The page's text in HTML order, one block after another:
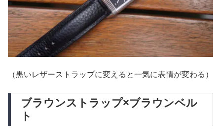
（黒いレザーストラップに変えると一気に表情が変わる）
ブラウンストラップ×ブラウンベル
ト